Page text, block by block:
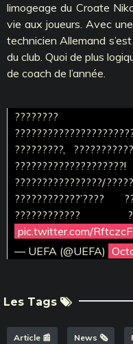
limogeage du Croate
vie aux joueurs. Avec
technicien Allemand
du club. Quoi de plus
de coach de l’année.
?????????,
????????????’????
????????????
pic.twitter.com/
— UEFA (@UEFA)
Les Tags
Article 📰 News 🗞️